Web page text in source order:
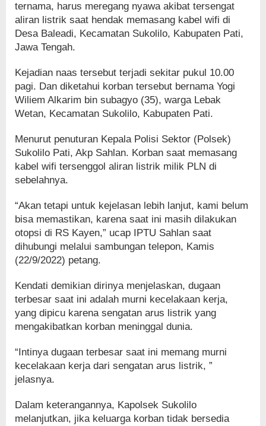
ternama, harus meregang nyawa akibat tersengat
aliran listrik saat hendak memasang kabel wifi di
Desa Baleadi, Kecamatan Sukolilo, Kabupaten Pati,
Jawa Tengah.
Kejadian naas tersebut terjadi sekitar pukul 10.00
pagi. Dan diketahui korban tersebut bernama Yogi
Wiliem Alkarim bin subagyo (35), warga Lebak
Wetan, Kecamatan Sukolilo, Kabupaten Pati.
Menurut penuturan Kepala Polisi Sektor (Polsek)
Sukolilo Pati, Akp Sahlan. Korban saat memasang
kabel wifi tersenggol aliran listrik milik PLN di
sebelahnya.
“Akan tetapi untuk kejelasan lebih lanjut, kami belum
bisa memastikan, karena saat ini masih dilakukan
otopsi di RS Kayen,” ucap IPTU Sahlan saat
dihubungi melalui sambungan telepon, Kamis
(22/9/2022) petang.
Kendati demikian dirinya menjelaskan, dugaan
terbesar saat ini adalah murni kecelakaan kerja,
yang dipicu karena sengatan arus listrik yang
mengakibatkan korban meninggal dunia.
“Intinya dugaan terbesar saat ini memang murni
kecelakaan kerja dari sengatan arus listrik, ”
jelasnya.
Dalam keterangannya, Kapolsek Sukolilo
melanjutkan, jika keluarga korban tidak bersedia